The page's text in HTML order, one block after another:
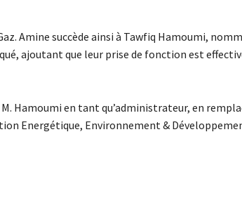
Amine succède ainsi à Tawfiq Hamoumi,
ajoutant que leur prise de fonction est
Hamoumi en tant qu’administrateur, en
Energétique, Environnement &